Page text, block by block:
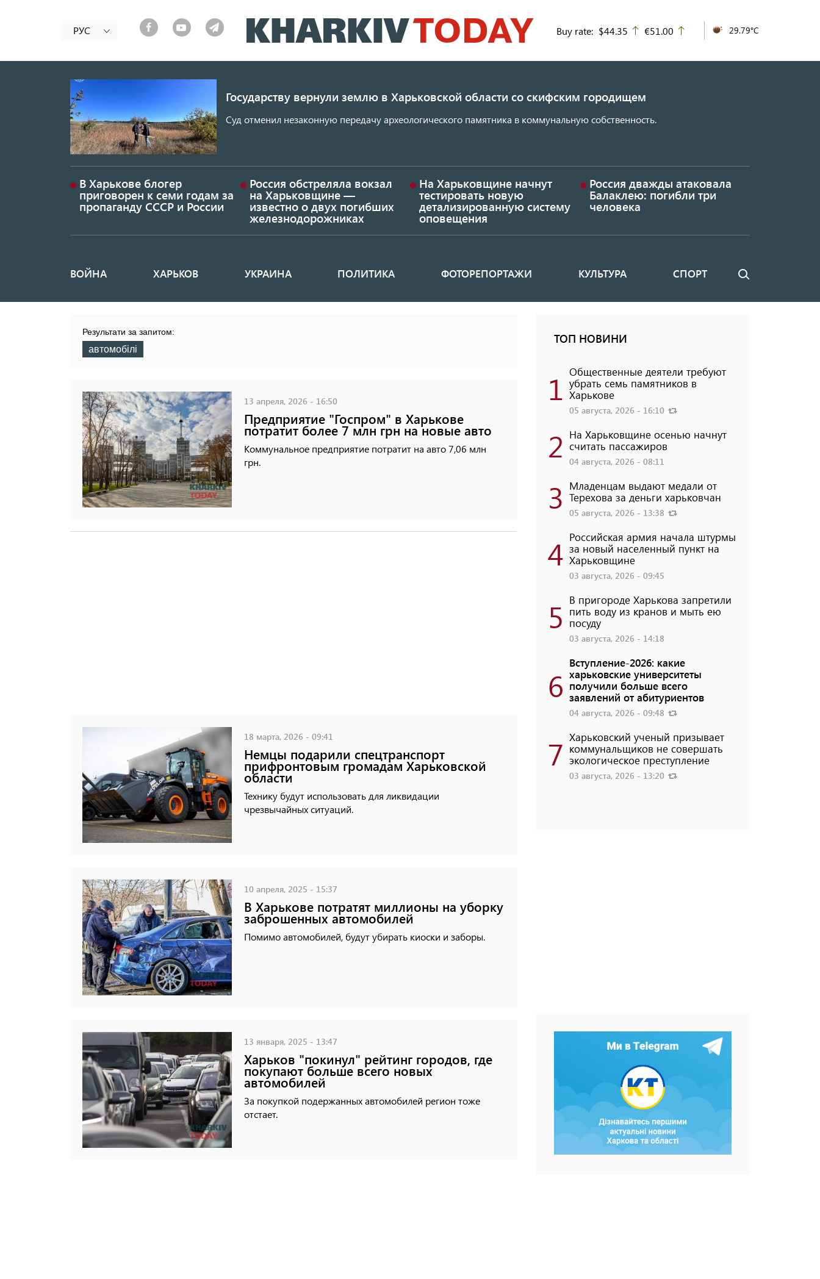
к
основному
РУС Buy rate: $44.35 up
€51.00 29.79°C
Государству вернули землю в Харьковской области со скифским городищем
Суд отменил незаконную передачу археологического памятника в коммунальную собственность.
В Харькове блогер
приговорен к семи годам за
пропаганду СССР и России
Россия обстреляла вокзал
на Харьковщине —
известно о двух погибших
железнодорожниках
На Харьковщине начнут
тестировать новую
детализированную систему
оповещения
Россия дважды атаковала
Балаклею: погибли три
человека
Основная
ВОЙНА ХАРЬКОВ УКРАИНА ПОЛИТИКА ФОТОРЕПОРТАЖИ КУЛЬТУРА СПОРТ Поиск
Результати за запитом:
автомобілі
13 апреля, 2026 - 16:50
Предприятие "Госпром" в Харькове
потратит более 7 млн ​​грн на новые авто
Коммунальное предприятие потратит на авто 7,06 млн
грн.
18 марта, 2026 - 09:41
Немцы подарили спецтранспорт
прифронтовым громадам Харьковской
области
Технику будут использовать для ликвидации
чрезвычайных ситуаций.
10 апреля, 2025 - 15:37
В Харькове потратят миллионы на уборку
заброшенных автомобилей
Помимо автомобилей, будут убирать киоски и заборы.
13 января, 2025 - 13:47
Харьков "покинул" рейтинг городов, где
покупают больше всего новых
автомобилей
За покупкой подержанных автомобилей регион тоже
отстает.
ТОП НОВИНИ
1 Общественные деятели требуют
убрать семь памятников в
Харькове
05 августа, 2026 - 16:10
2 На Харьковщине осенью начнут
считать пассажиров
04 августа, 2026 - 08:11
3 Младенцам выдают медали от
Терехова за деньги харьковчан
05 августа, 2026 - 13:38
4 Российская армия начала штурмы
за новый населенный пункт на
Харьковщине
03 августа, 2026 - 09:45
5 В пригороде Харькова запретили
пить воду из кранов и мыть ею
посуду
03 августа, 2026 - 14:18
6
Вступление-2026: какие
харьковские университеты
получили больше всего
заявлений от абитуриентов
04 августа, 2026 - 09:48
7 Харьковский ученый призывает
коммунальщиков не совершать
экологическое преступление
03 августа, 2026 - 13:20